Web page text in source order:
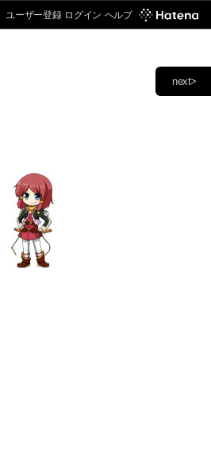
ユーザー登録 ログイン ヘルプ
next>